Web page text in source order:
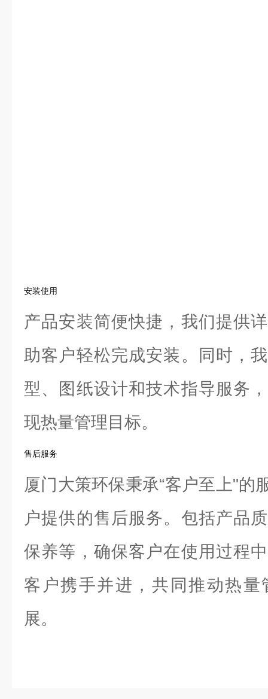
安装使用
产品安装简便快捷，我们提供
助客户轻松完成安装。同时，
型、图纸设计和技术指导服务
现热量管理目标。
售后服务
厦门大策环保秉承“客户至上"的
户提供的售后服务。包括产品
保养等，确保客户在使用过程
客户携手并进，共同推动热
展。